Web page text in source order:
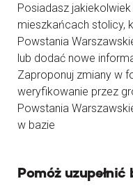
Posiadasz
mieszkańcach stolicy,
Powstania
lub dodać nowe
Zaproponuj zmiany w
weryfikowanie przez
Powstania
w bazie
Pomóż